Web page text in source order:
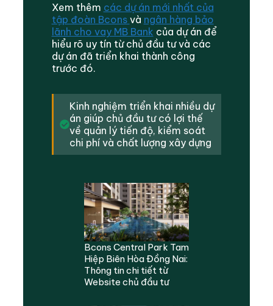
Xem thêm các dự án mới nhất của
tập đoàn Bcons và ngân hàng bảo
lãnh cho vay MB Bank của dự án để
hiểu rõ uy tín từ chủ đầu tư và các
dự án đã triển khai thành công
trước đó.
Kinh nghiệm triển khai nhiều dự
án giúp chủ đầu tư có lợi thế
về quản lý tiến độ, kiểm soát
chi phí và chất lượng xây dựng
Bcons Central Park Tam
Hiệp Biên Hòa Đồng Nai:
Thông tin chi tiết từ
Website chủ đầu tư